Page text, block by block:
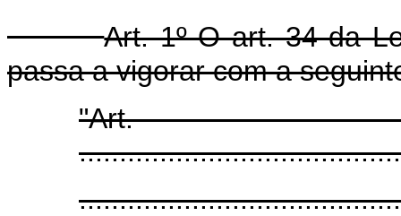
Art. 1º O art. 34 da
passa a vigorar com a